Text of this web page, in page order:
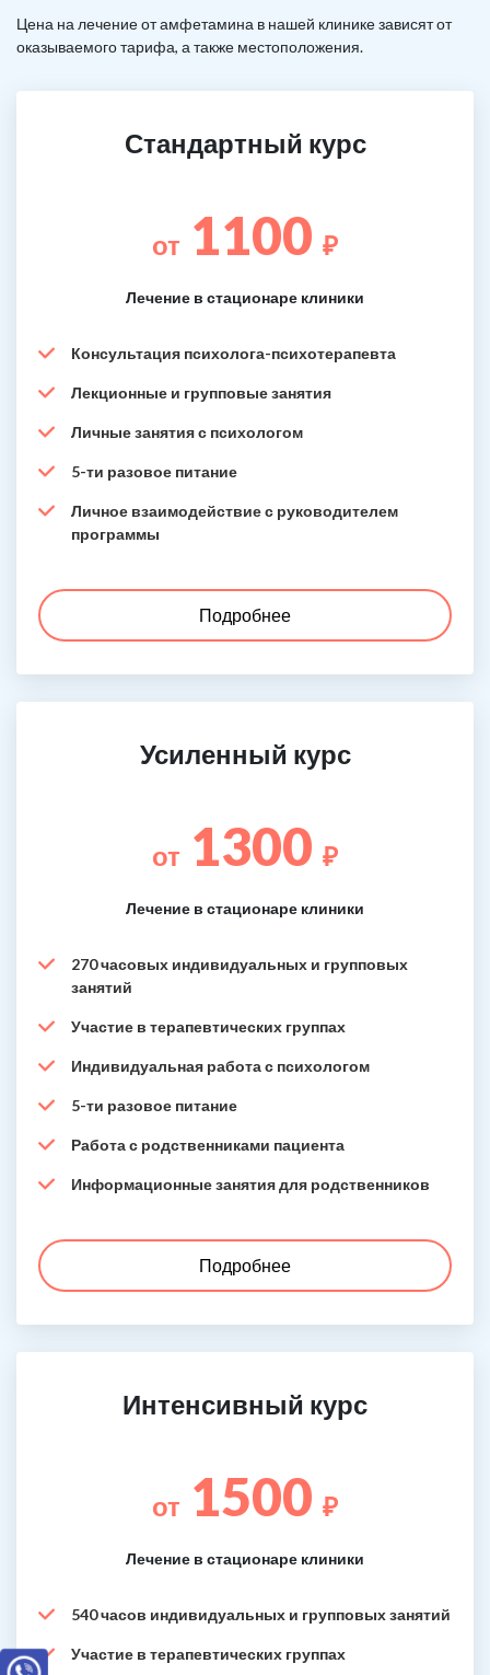
Цена на лечение от амфетамина в нашей клинике зависят от
оказываемого тарифа, а также местоположения.
Стандартный курс
от 1100 ₽
Лечение в стационаре клиники
Консультация психолога-психотерапевта
Лекционные и групповые занятия
Личные занятия с психологом
5-ти разовое питание
Личное взаимодействие с руководителем
программы
Подробнее
Усиленный курс
от 1300 ₽
Лечение в стационаре клиники
270 часовых индивидуальных и групповых
занятий
Участие в терапевтических группах
Индивидуальная работа с психологом
5-ти разовое питание
Работа с родственниками пациента
Информационные занятия для родственников
Подробнее
Интенсивный курс
от 1500 ₽
Лечение в стационаре клиники
540 часов индивидуальных и групповых занятий
Участие в терапевтических группах